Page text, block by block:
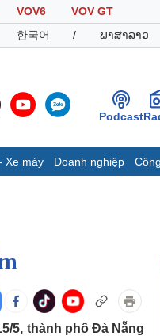
VOV6
VOV GT
한국어 / ພາສາລາວ
Podcast
Xe máy Doanh nghiệp
Doanh
5, thành phố Đà Nẵng